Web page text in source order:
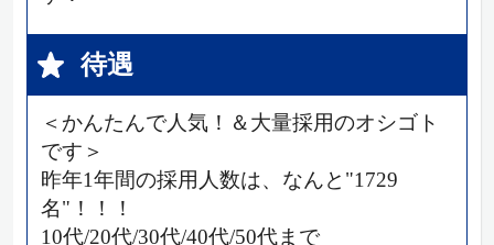
待遇
＜かんたんで人気！＆大量採用のオシゴト
です＞
昨年1年間の採用人数は、なんと"1729
名"！！！
10代/20代/30代/40代/50代まで